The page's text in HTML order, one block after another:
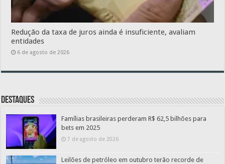
Redução da taxa de juros ainda é insuficiente, avaliam
entidades
6 de agosto de 2026
Destaques
Famílias brasileiras perderam R$ 62,5 bilhões para
bets em 2025
7 de agosto de 2026
Leilões de petróleo em outubro terão recorde de